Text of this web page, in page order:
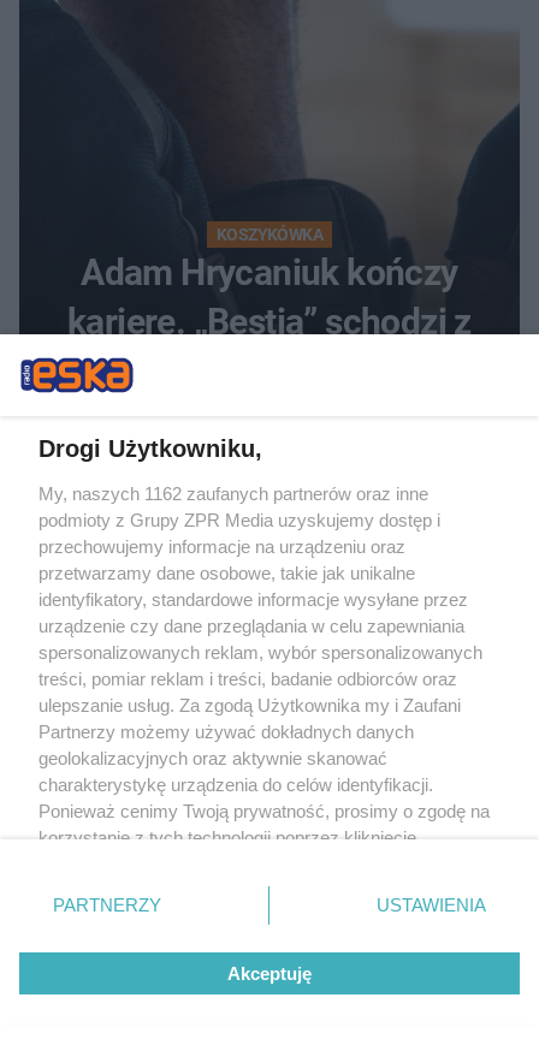
KOSZYKÓWKA
Adam Hrycaniuk kończy
karierę. „Bestia” schodzi z
parkietu po 20 latach
DOMOWE PORZĄDKI
Hiszpański sposób na czystą
toaletę. Rozpuszcza kamień i
osady przez noc
Drogi Użytkowniku,
My, naszych 1162 zaufanych partnerów oraz inne
podmioty z Grupy ZPR Media uzyskujemy dostęp i
przechowujemy informacje na urządzeniu oraz
przetwarzamy dane osobowe, takie jak unikalne
identyfikatory, standardowe informacje wysyłane przez
urządzenie czy dane przeglądania w celu zapewniania
spersonalizowanych reklam, wybór spersonalizowanych
treści, pomiar reklam i treści, badanie odbiorców oraz
ulepszanie usług. Za zgodą Użytkownika my i Zaufani
Partnerzy możemy używać dokładnych danych
geolokalizacyjnych oraz aktywnie skanować
charakterystykę urządzenia do celów identyfikacji.
Ponieważ cenimy Twoją prywatność, prosimy o zgodę na
korzystanie z tych technologii poprzez kliknięcie
zmienić/wycofać klikając przycisk ustawień prywatności
znajdujący się w lewym dolnym rogu strony
rodzaje przetwarzania danych nie wymagają zgody
użytkownika, ale masz prawo sprzeciwić się takiemu
przetwarzaniu. Preferencje będą miały zastosowanie tylko
PARTNERZY USTAWIENIA
Akceptuję